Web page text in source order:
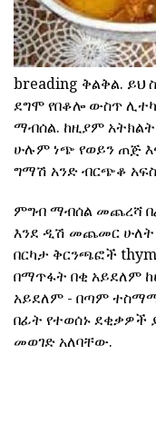
breading ቅልቅል. ይህ
ደግሞ የበቆሎ ውስጥ
ማብሰል. ከዚያም
ሁሉም ነጭ የወይን ጠጅ
ግማሽ አንድ ብርጭቆ
ምግብ ማብሰል መጨረሻ
እንደ ዲሽ መጨመር ሁለት
በርካታ ቅርንጫፎች
በማጥፋት በቂ አይደለም
አይደለም - በጣም
በፊት የተወሰኑ ደቂቃዎች
መወገድ አለባቸው.